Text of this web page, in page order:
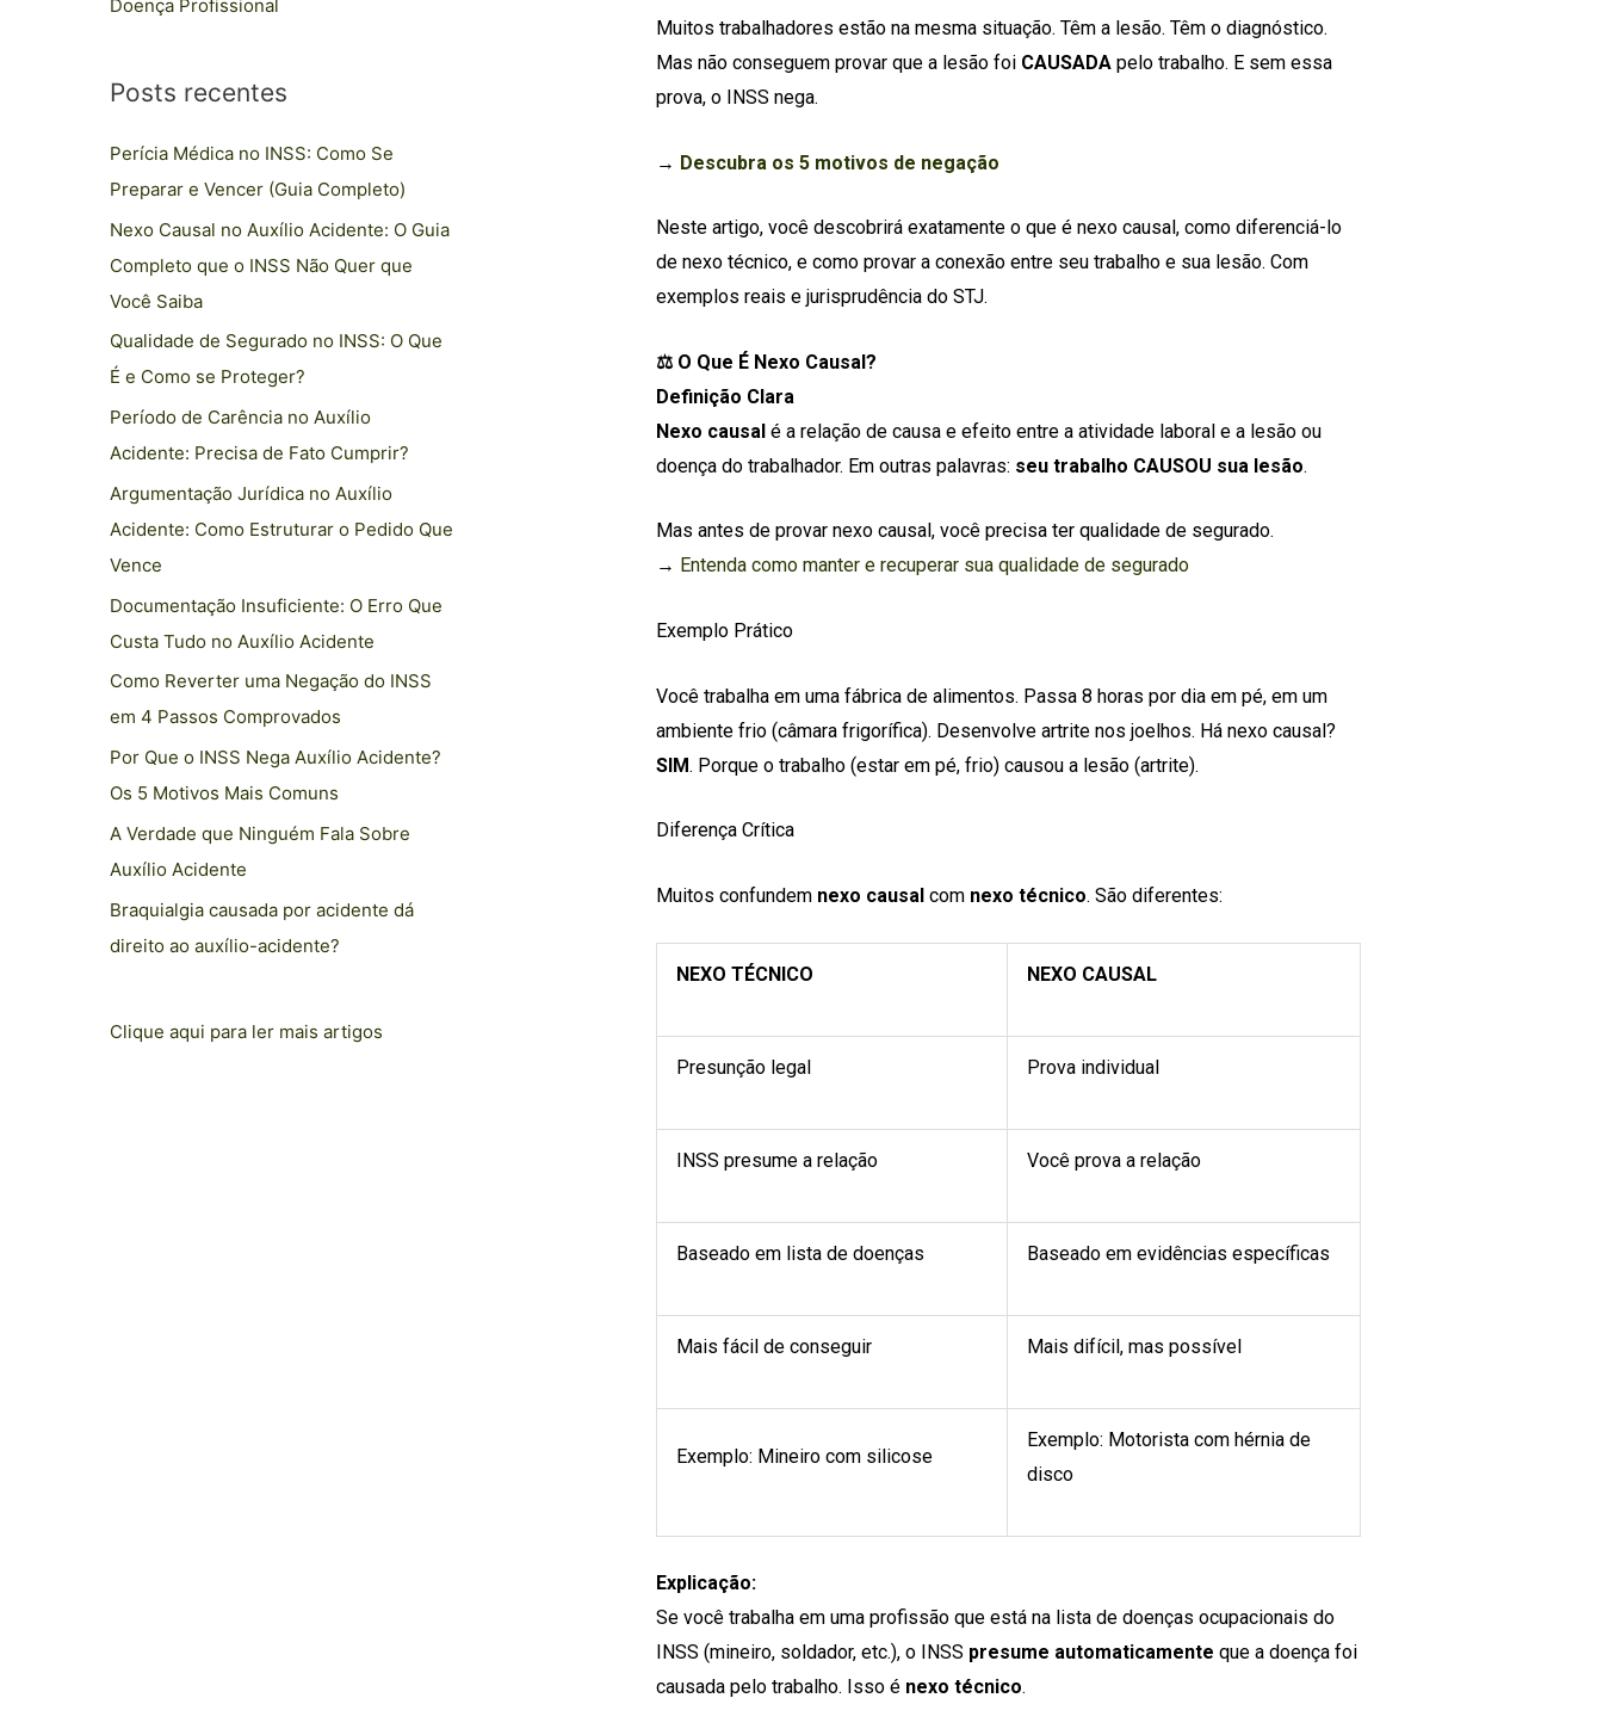
o
:
Doença Profissional
Posts recentes
Perícia Médica no INSS: Como Se
Preparar e Vencer (Guia Completo)
Nexo Causal no Auxílio Acidente: O Guia
Completo que o INSS Não Quer que
Você Saiba
Qualidade de Segurado no INSS: O Que
É e Como se Proteger?
Período de Carência no Auxílio
Acidente: Precisa de Fato Cumprir?
Argumentação Jurídica no Auxílio
Acidente: Como Estruturar o Pedido Que
Vence
Documentação Insuficiente: O Erro Que
Custa Tudo no Auxílio Acidente
Como Reverter uma Negação do INSS
em 4 Passos Comprovados
Por Que o INSS Nega Auxílio Acidente?
Os 5 Motivos Mais Comuns
A Verdade que Ninguém Fala Sobre
Auxílio Acidente
Braquialgia causada por acidente dá
direito ao auxílio-acidente?
Clique aqui para ler mais artigos
Muitos trabalhadores estão na mesma situação. Têm a lesão. Têm o diagnóstico.
Mas não conseguem provar que a lesão foi CAUSADA pelo trabalho. E sem essa
prova, o INSS nega.
→ Descubra os 5 motivos de negação
Neste artigo, você descobrirá exatamente o que é nexo causal, como diferenciá-lo
de nexo técnico, e como provar a conexão entre seu trabalho e sua lesão. Com
exemplos reais e jurisprudência do STJ.
⚖️ O Que É Nexo Causal?
Definição Clara
Nexo causal é a relação de causa e efeito entre a atividade laboral e a lesão ou
doença do trabalhador. Em outras palavras: seu trabalho CAUSOU sua lesão.
Mas antes de provar nexo causal, você precisa ter qualidade de segurado.
→ Entenda como manter e recuperar sua qualidade de segurado
Exemplo Prático
Você trabalha em uma fábrica de alimentos. Passa 8 horas por dia em pé, em um
ambiente frio (câmara frigorífica). Desenvolve artrite nos joelhos. Há nexo causal?
SIM. Porque o trabalho (estar em pé, frio) causou a lesão (artrite).
Diferença Crítica
Muitos confundem nexo causal com nexo técnico. São diferentes:
NEXO TÉCNICO NEXO CAUSAL
Presunção legal Prova individual
INSS presume a relação Você prova a relação
Baseado em lista de doenças Baseado em evidências específicas
Mais fácil de conseguir Mais difícil, mas possível
Exemplo: Mineiro com silicose
Exemplo: Motorista com hérnia de
disco
Explicação:
Se você trabalha em uma profissão que está na lista de doenças ocupacionais do
INSS (mineiro, soldador, etc.), o INSS presume automaticamente que a doença foi
causada pelo trabalho. Isso é nexo técnico.